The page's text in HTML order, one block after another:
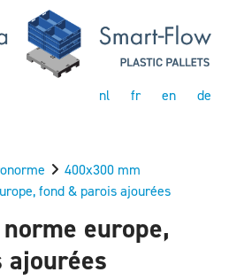
nl fr en de
400x300 mm
fond & parois ajourées
europe,